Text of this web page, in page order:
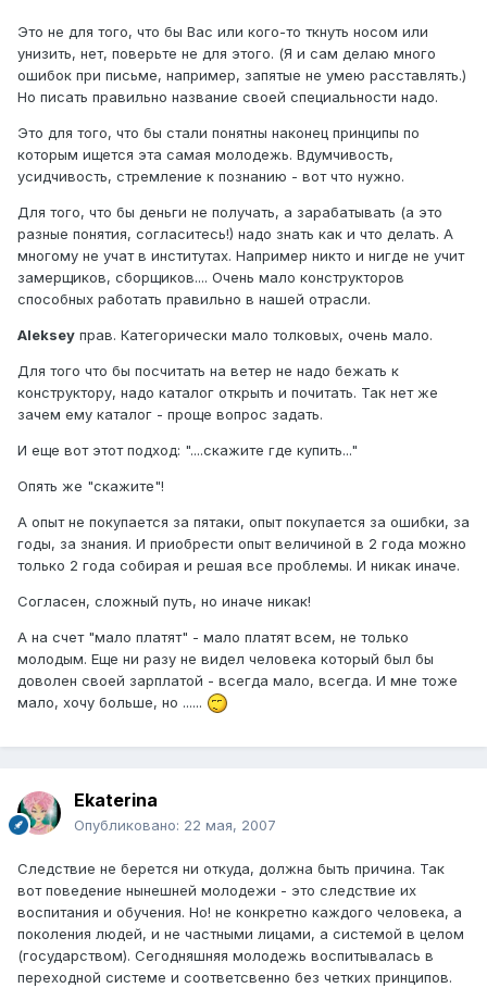
Это не для того, что бы Вас или кого-то ткнуть носом или
унизить, нет, поверьте не для этого. (Я и сам делаю много
ошибок при письме, например, запятые не умею расставлять.)
Но писать правильно название своей специальности надо.
Это для того, что бы стали понятны наконец принципы по
которым ищется эта самая молодежь. Вдумчивость,
усидчивость, стремление к познанию - вот что нужно.
Для того, что бы деньги не получать, а зарабатывать (а это
разные понятия, согласитесь!) надо знать как и что делать. А
многому не учат в институтах. Например никто и нигде не учит
замерщиков, сборщиков.... Очень мало конструкторов
способных работать правильно в нашей отрасли.
Aleksey прав. Категорически мало толковых, очень мало.
Для того что бы посчитать на ветер не надо бежать к
конструктору, надо каталог открыть и почитать. Так нет же
зачем ему каталог - проще вопрос задать.
И еще вот этот подход: "....скажите где купить..."
Опять же "скажите"!
А опыт не покупается за пятаки, опыт покупается за ошибки, за
годы, за знания. И приобрести опыт величиной в 2 года можно
только 2 года собирая и решая все проблемы. И никак иначе.
Согласен, сложный путь, но иначе никак!
А на счет "мало платят" - мало платят всем, не только
молодым. Еще ни разу не видел человека который был бы
доволен своей зарплатой - всегда мало, всегда. И мне тоже
мало, хочу больше, но ......
Ekaterina
Опубликовано: 22 мая, 2007
Следствие не берется ни откуда, должна быть причина. Так
вот поведение нынешней молодежи - это следствие их
воспитания и обучения. Но! не конкретно каждого человека, а
поколения людей, и не частными лицами, а системой в целом
(государством). Сегодняшняя молодежь воспитывалась в
переходной системе и соответсвенно без четких принципов.